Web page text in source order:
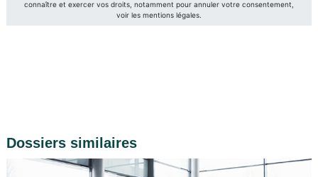
Dossiers similaires